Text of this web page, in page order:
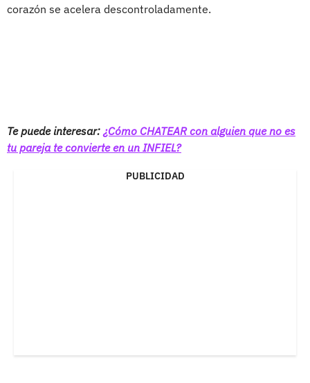
corazón se acelera descontroladamente.
Te puede interesar: ¿Cómo CHATEAR con alguien que no es
tu pareja te convierte en un INFIEL?
PUBLICIDAD